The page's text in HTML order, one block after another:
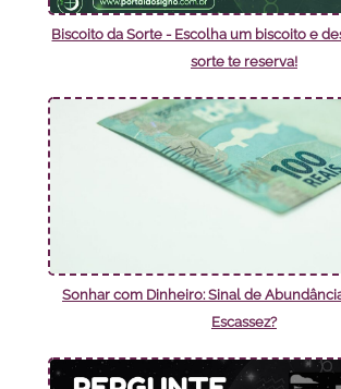
Biscoito da Sorte - Escolha um biscoito e
sorte te reserva!
Sonhar com Dinheiro: Sinal de
Escassez?